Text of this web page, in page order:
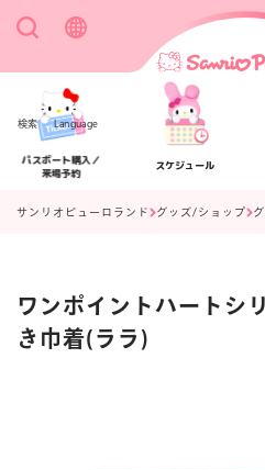
検索 Language
パスポート購入／
来場予約
スケジュール
アクセス
サンリオピューロランド グッズ/ショップ
ワンポイントハートシ
き巾着(ララ)